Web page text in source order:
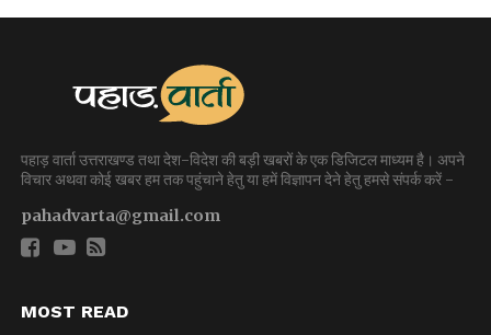
पहाड़ वार्ता उत्तराखण्ड तथा देश-विदेश की बड़ी खबरों के एक डिजिटल माध्यम है। अपने
विचार अथवा कोई खबर हम तक पहुंचाने हेतु या हमें विज्ञापन देने हेतु हमसे संपर्क करें -
pahadvarta@gmail.com
MOST READ